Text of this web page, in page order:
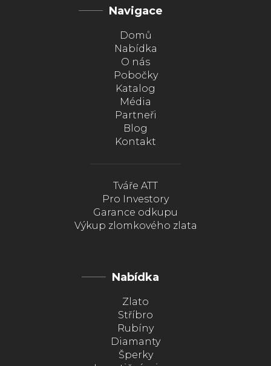
Navigace
Domů
Nabídka
O nás
Pobočky
Katalog
Média
Partneři
Blog
Kontakt
Tváře ATT
Pro Investory
Garance odkupu
Výkup zlomkového zlata
Nabídka
Zlato
Stříbro
Rubíny
Diamanty
Šperky